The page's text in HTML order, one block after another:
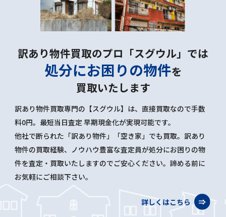
訳あり物件買取のプロ「スグウル」では
処分にお困りの物件を
買取いたします
訳あり物件買取専門の【スグウル】は、直接買取なので手数
料0円。最短当日査定 早期現金化が実現可能です。
他社で断られた「訳あり物件」「空き家」でも買取。訳あり
物件の買取経験、ノウハウ豊富な査定員が処分にお困りの物
件を査定・買取いたしますのでご安心ください。諦める前に
お気軽にご相談下さい。
詳しくはこちら